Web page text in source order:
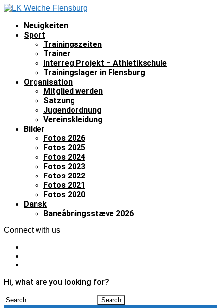
Neuigkeiten
Sport
Trainingszeiten
Trainer
Interreg Projekt – Athletikschule
Trainingslager in Flensburg
Organisation
Mitglied werden
Satzung
Jugendordnung
Vereinskleidung
Bilder
Fotos 2026
Fotos 2025
Fotos 2024
Fotos 2023
Fotos 2022
Fotos 2021
Fotos 2020
Dansk
Baneåbningsstæve 2026
Connect with us
Hi, what are you looking for?